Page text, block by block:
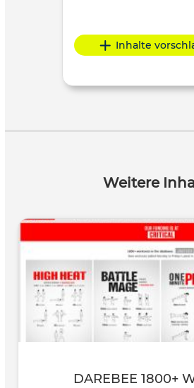
Inhalte
Weitere
DAREBEE 1800+